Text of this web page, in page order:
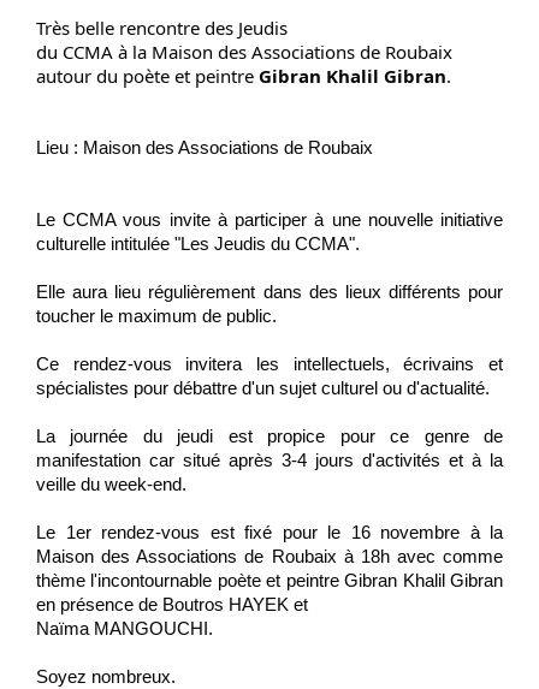
Très belle rencontre des Jeudis
du CCMA à la Maison des Associations de Roubaix
autour du poète et peintre Gibran Khalil Gibran.
Lieu : Maison des Associations de Roubaix
Le CCMA vous invite à participer à une nouvelle initiative
culturelle intitulée "Les Jeudis du CCMA".
Elle aura lieu régulièrement dans des lieux différents pour
toucher le maximum de public.
Ce rendez-vous invitera les intellectuels, écrivains et
spécialistes pour débattre d'un sujet culturel ou d'actualité.
La journée du jeudi est propice pour ce genre de
manifestation car situé après 3-4 jours d'activités et à la
veille du week-end.
Le 1er rendez-vous est fixé pour le 16 novembre à la
Maison des Associations de Roubaix à 18h avec comme
thème l'incontournable poète et peintre Gibran Khalil Gibran
en présence de Boutros HAYEK et
Naïma MANGOUCHI.
Soyez nombreux.